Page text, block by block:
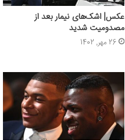
عکس| اشک‌های نیمار بعد از
مصدومیت شدید
26 مهر, 1402